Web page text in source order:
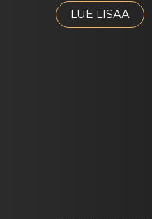
LUE LISÄÄ